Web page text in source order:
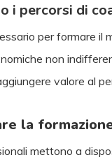
i percorsi di
per formare
non
valore al
la
mettono a